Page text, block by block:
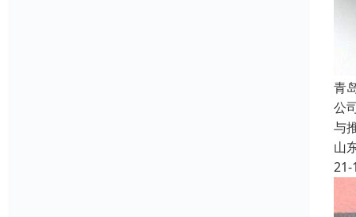
青
公
与
山
21-